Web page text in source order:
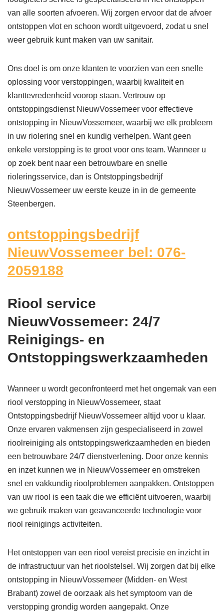
van alle soorten afvoeren. Wij zorgen ervoor dat de afvoer
ontstoppen vlot en schoon wordt uitgevoerd, zodat u snel
weer gebruik kunt maken van uw sanitair.
Ons doel is om onze klanten te voorzien van een snelle
oplossing voor verstoppingen, waarbij kwaliteit en
klanttevredenheid voorop staan. Vertrouw op
ontstoppingsdienst NieuwVossemeer voor effectieve
ontstopping in NieuwVossemeer, waarbij we elk probleem
in uw riolering snel en kundig verhelpen. Want geen
enkele verstopping is te groot voor ons team. Wanneer u
op zoek bent naar een betrouwbare en snelle
rioleringsservice, dan is Ontstoppingsbedrijf
NieuwVossemeer uw eerste keuze in in de gemeente
Steenbergen.
ontstoppingsbedrijf
NieuwVossemeer bel: 076-
2059188
Riool service
NieuwVossemeer: 24/7
Reinigings- en
Ontstoppingswerkzaamheden
Wanneer u wordt geconfronteerd met het ongemak van een
riool verstopping in NieuwVossemeer, staat
Ontstoppingsbedrijf NieuwVossemeer altijd voor u klaar.
Onze ervaren vakmensen zijn gespecialiseerd in zowel
rioolreiniging als ontstoppingswerkzaamheden en bieden
een betrouwbare 24/7 dienstverlening. Door onze kennis
en inzet kunnen we in NieuwVossemeer en omstreken
snel en vakkundig rioolproblemen aanpakken. Ontstoppen
van uw riool is een taak die we efficiënt uitvoeren, waarbij
we gebruik maken van geavanceerde technologie voor
riool reinigings activiteiten.
Het ontstoppen van een riool vereist precisie en inzicht in
de infrastructuur van het rioolstelsel. Wij zorgen dat bij elke
ontstopping in NieuwVossemeer (Midden- en West
Brabant) zowel de oorzaak als het symptoom van de
verstopping grondig worden aangepakt. Onze